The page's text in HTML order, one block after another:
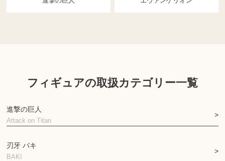
フィギュアの取扱カテゴリー一覧
進撃の巨人
Attack on Titan
刃牙 バキ
BAKI